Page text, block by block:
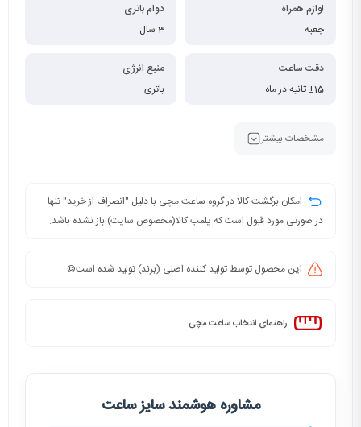
لوازم همراه
جعبه
دوام باتری
3 سال
دقت ساعت
±15 ثانیه در ماه
منبع انرژی
باتری
مشخصات بیشتر
امکان برگشت کالا در گروه ساعت مچی با دلیل "انصراف از خرید" تنها
در صورتی مورد قبول است که پلمب کالا(مخصوص سایت) باز نشده باشد.
این محصول توسط تولید کننده اصلی (برند) تولید شده است©️
راهنمای انتخاب ساعت مچی
مشاوره هوشمند سایز ساعت